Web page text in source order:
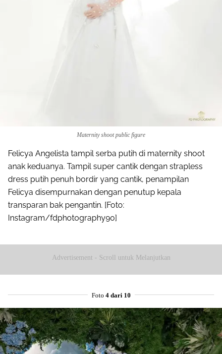
Maternity shoot public figure
Felicya Angelista tampil serba putih di maternity shoot
anak keduanya. Tampil super cantik dengan strapless
dress putih penuh bordir yang cantik, penampilan
Felicya disempurnakan dengan penutup kepala
transparan bak pengantin. [Foto:
Instagram/fdphotography90]
Advertisement - Scroll untuk Melanjutkan
Foto 4 dari 10